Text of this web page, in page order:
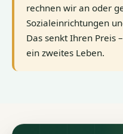
rechnen wir an oder
Sozialeinrichtungen
Das senkt Ihren Preis
ein zweites Leben.